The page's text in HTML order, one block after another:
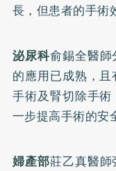
長，但患者的手術
泌尿科俞錫全醫
的應用已成熟，
手術及腎切除手
一步提高手術的安
婦產部莊乙真醫